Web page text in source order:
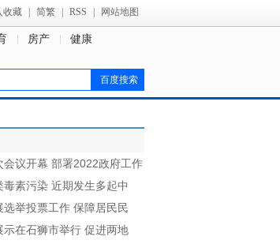
收藏 简繁 RSS 网站地图
房产 健康
会议开幕 部署2022政府工作
素污染 近期发生多起中
选举投票工作 保障居民民
示在石狮市举行 促进两地